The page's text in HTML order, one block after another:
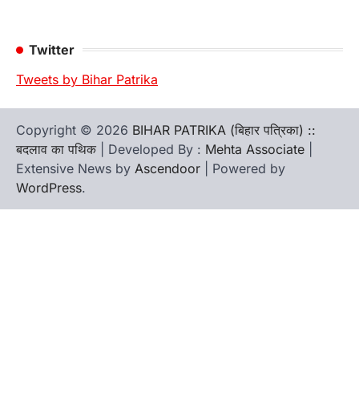
Twitter
Tweets by Bihar Patrika
Copyright © 2026 BIHAR PATRIKA (बिहार पत्रिका) ::
बदलाव का पथिक | Developed By : Mehta Associate
Extensive News by Ascendoor | Powered by
WordPress.